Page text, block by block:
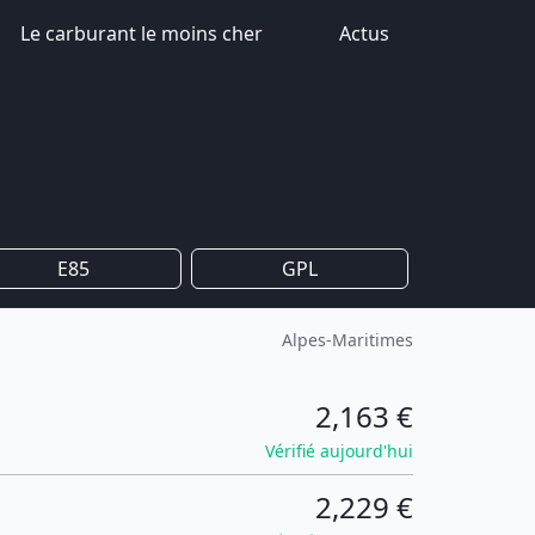
Le carburant le moins cher Actus
E85 GPL
Alpes-Maritimes
2,163 €
Vérifié aujourd'hui
2,229 €